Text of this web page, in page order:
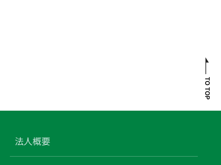
法人概要